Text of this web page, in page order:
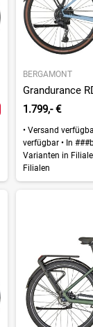
BERGAMONT
1.799,- €
•Versand
verfügbar •In
Varianten in
Filialen